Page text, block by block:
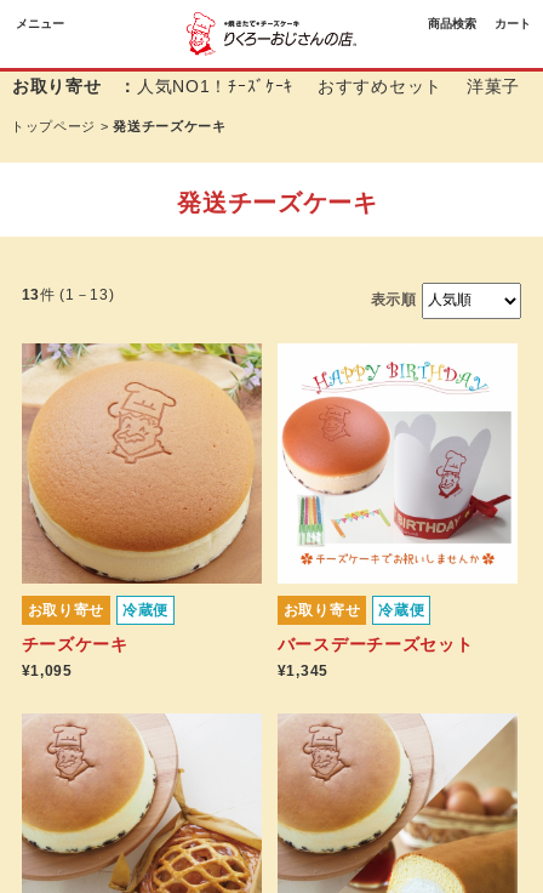
メニュー 商品検索 カート
お取り寄せ ： 人気NO1！ﾁｰｽﾞｹｰｷ おすすめセット 洋菓子
トップページ >発送チーズケーキ
発送チーズケーキ
13件 (1－13) 表示順
お取り寄せ 冷蔵便
チーズケーキ
¥1,095
お取り寄せ 冷蔵便
バースデーチーズセット
¥1,345